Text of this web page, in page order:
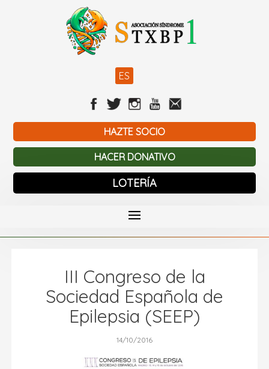
ES
HAZTE SOCIO
HACER DONATIVO
LOTERÍA
III Congreso de la
Sociedad Española de
Epilepsia (SEEP)
14/10/2016